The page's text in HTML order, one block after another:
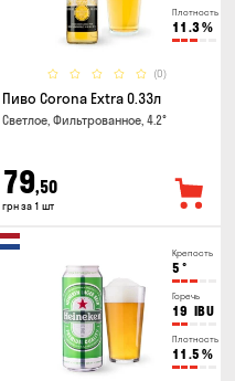
Плотность
11.3%
(0)
Пиво Corona Extra 0.33л
Светлое, Фильтрованное, 4.2°
79,50
грн за 1 шт
Крепость
5 °
Горечь
19 IBU
Плотность
11.5 %